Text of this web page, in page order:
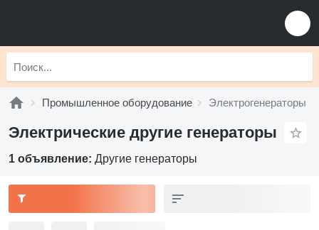
Промышленное оборудование Электрогенераторы
Электрические другие генераторы
1 объявление: Другие генераторы